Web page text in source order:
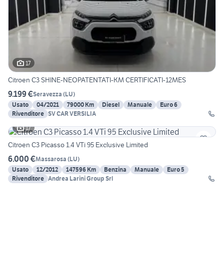
17
Citroen C3 SHINE-NEOPATENTATI-KM CERTIFICATI-12MES
9.199 €Seravezza (LU)
Usato
04/2021 79000 Km Diesel Manuale
Euro 6
Rivenditore SV CAR VERSILIA
17
Citroen C3 Picasso 1.4 VTi 95 Exclusive Limited
6.000 €Massarosa (LU)
Usato
12/2012 147596 Km Benzina Manuale
Euro 5
Rivenditore Andrea Larini Group Srl